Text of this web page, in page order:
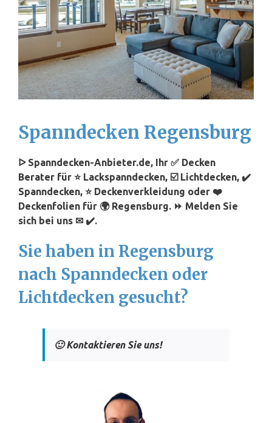
Spanndecken Regensburg
ᐅ Spanndecken-Anbieter.de, Ihr ✅ Decken
Berater für ⭐ Lackspanndecken, ☑️ Lichtdecken, ✔️
Spanndecken, ⭐ Deckenverkleidung oder ❤️
Deckenfolien für 🌍 Regensburg. ⏩ Melden Sie
sich bei uns ✉ ✔️.
Sie haben in Regensburg
nach Spanndecken oder
Lichtdecken gesucht?
🙂 Kontaktieren Sie uns!